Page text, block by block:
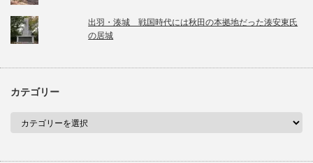
出羽・湊城 戦国時代には秋田の本拠地だった湊安東氏
の居城
カテゴリー